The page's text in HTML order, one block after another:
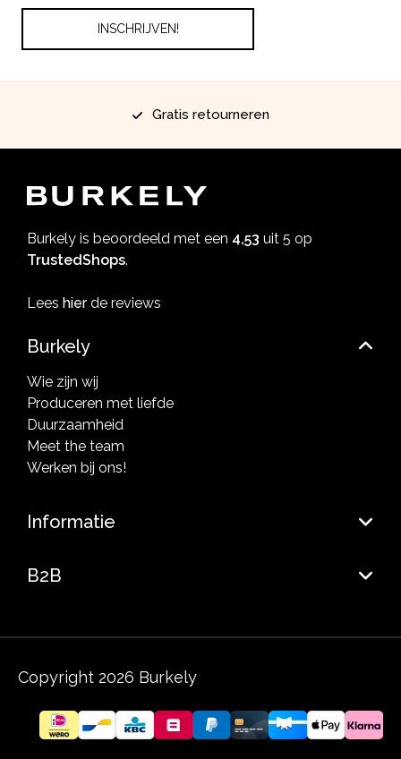
Gratis retourneren
Burkely is beoordeeld met een 4,53 uit 5 op
TrustedShops.
Lees hierde reviews
Burkely
Wie zijn wij
Produceren met liefde
Duurzaamheid
Meet the team
Werken bij ons!
Informatie
B2B
Copyright 2026 Burkely